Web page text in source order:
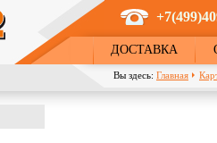
ДОСТАВКА
Вы здесь: Главная